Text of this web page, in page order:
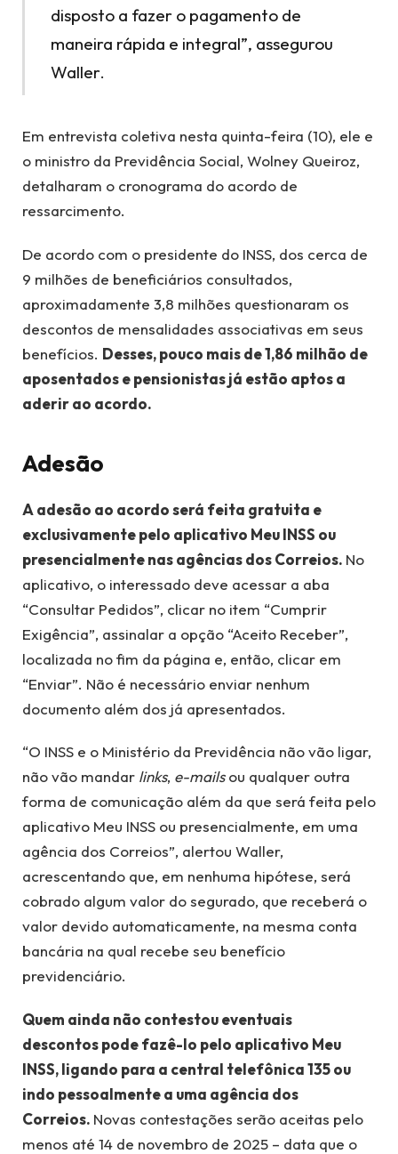
disposto a fazer o pagamento de
maneira rápida e integral”, assegurou
Waller.
Em entrevista coletiva nesta quinta-feira (10), ele e
o ministro da Previdência Social, Wolney Queiroz,
detalharam o cronograma do acordo de
ressarcimento.
De acordo com o presidente do INSS, dos cerca de
9 milhões de beneficiários consultados,
aproximadamente 3,8 milhões questionaram os
descontos de mensalidades associativas em seus
benefícios. Desses, pouco mais de 1,86 milhão de
aposentados e pensionistas já estão aptos a
aderir ao acordo.
Adesão
A adesão ao acordo será feita gratuita e
exclusivamente pelo aplicativo Meu INSS ou
presencialmente nas agências dos Correios. No
aplicativo, o interessado deve acessar a aba
“Consultar Pedidos”, clicar no item “Cumprir
Exigência”, assinalar a opção “Aceito Receber”,
localizada no fim da página e, então, clicar em
“Enviar”. Não é necessário enviar nenhum
documento além dos já apresentados.
“O INSS e o Ministério da Previdência não vão ligar,
não vão mandar links, e-mailsou qualquer outra
forma de comunicação além da que será feita pelo
aplicativo Meu INSS ou presencialmente, em uma
agência dos Correios”, alertou Waller,
acrescentando que, em nenhuma hipótese, será
cobrado algum valor do segurado, que receberá o
valor devido automaticamente, na mesma conta
bancária na qual recebe seu benefício
previdenciário.
Quem ainda não contestou eventuais
descontos pode fazê-lo pelo aplicativo Meu
INSS, ligando para a central telefônica 135 ou
indo pessoalmente a uma agência dos
Correios. Novas contestações serão aceitas pelo
menos até 14 de novembro de 2025 – data que o